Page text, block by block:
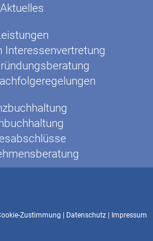
Aktuelles
Interessenvertretung
Zustimmung | Datenschutz | Impressum